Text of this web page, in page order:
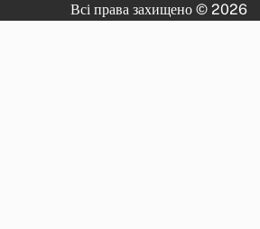
Всі права захищено © 2026